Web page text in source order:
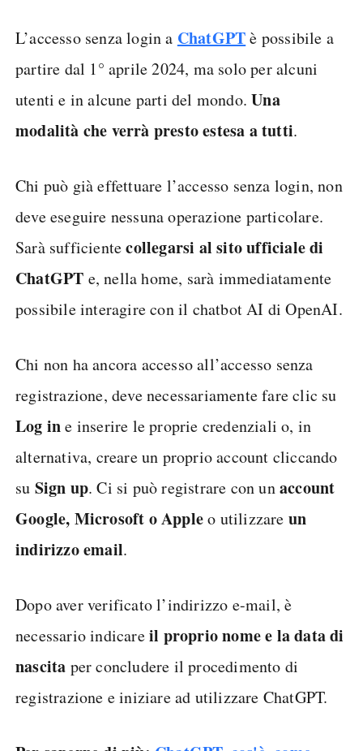
L’accesso senza login a ChatGPTè possibile a
partire dal 1° aprile 2024, ma solo per alcuni
utenti e in alcune parti del mondo.Una
modalità che verrà presto estesa a tutti.
Chi può già effettuare l’accesso senza login, non
deve eseguire nessuna operazione particolare.
Sarà sufficientecollegarsi al sito ufficiale di
ChatGPT e, nella home, sarà immediatamente
possibile interagire con il chatbot AI di OpenAI.
Chi non ha ancora accesso all’accesso senza
registrazione, deve necessariamente fare clic su
Log ine inserire le proprie credenziali o, in
alternativa, creare un proprio account cliccando
su Sign up. Ci si può registrare con unaccount
Google, Microsoft o Appleo utilizzare un
indirizzo email.
Dopo aver verificato l’indirizzo e-mail, è
necessario indicareil proprio nome e la data di
nascita per concludere il procedimento di
registrazione e iniziare ad utilizzare ChatGPT.